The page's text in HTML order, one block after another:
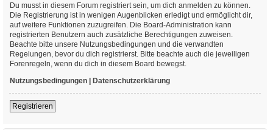
Du musst in diesem Forum registriert sein, um dich anmelden zu können.
Die Registrierung ist in wenigen Augenblicken erledigt und ermöglicht dir,
auf weitere Funktionen zuzugreifen. Die Board-Administration kann
registrierten Benutzern auch zusätzliche Berechtigungen zuweisen.
Beachte bitte unsere Nutzungsbedingungen und die verwandten
Regelungen, bevor du dich registrierst. Bitte beachte auch die jeweiligen
Forenregeln, wenn du dich in diesem Board bewegst.
Nutzungsbedingungen | Datenschutzerklärung
Registrieren